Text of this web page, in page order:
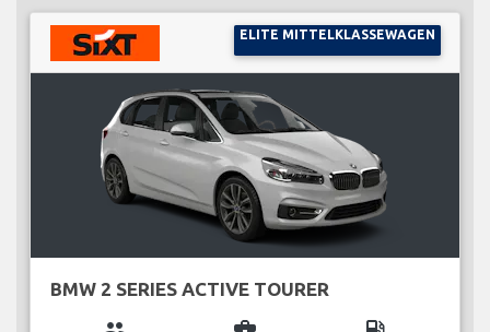
ELITE MITTELKLASSEWAGEN
BMW 2 SERIES ACTIVE TOURER